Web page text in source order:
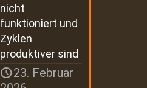
nicht
funktioniert und
Zyklen
produktiver sind
23. Februar